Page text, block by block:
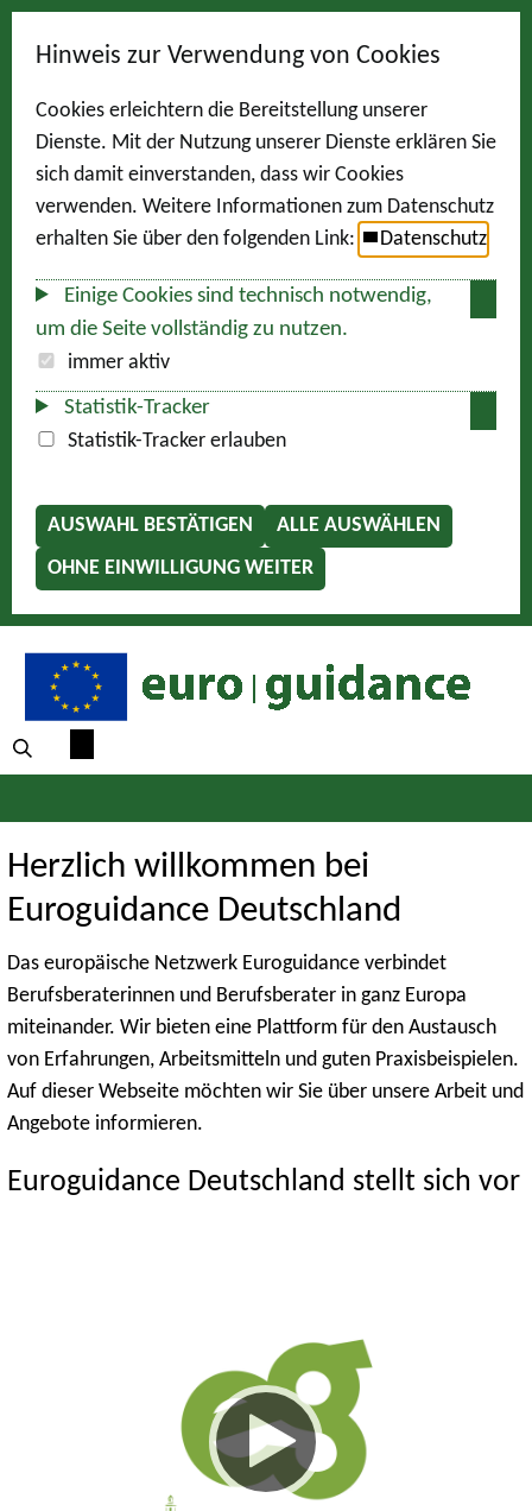
Hinweis zur Verwendung von Cookies
Cookies erleichtern die Bereitstellung unserer
Dienste. Mit der Nutzung unserer Dienste erklären Sie
sich damit einverstanden, dass wir Cookies
verwenden. Weitere Informationen zum Datenschutz
erhalten Sie über den folgenden Link:
Datenschutz
Einige Cookies sind technisch notwendig,
um die Seite vollständig zu nutzen.
immer aktiv
Statistik-Tracker
Statistik-Tracker erlauben
AUSWAHL BESTÄTIGEN
ALLE AUSWÄHLEN
OHNE EINWILLIGUNG WEITER
Herzlich willkommen bei
Euroguidance Deutschland
Das europäische Netzwerk Euroguidance verbindet
Berufsberaterinnen und Berufsberater in ganz Europa
miteinander. Wir bieten eine Plattform für den Austausch
von Erfahrungen, Arbeitsmitteln und guten Praxisbeispielen.
Auf dieser Webseite möchten wir Sie über unsere Arbeit und
Angebote informieren.
Euroguidance Deutschland stellt sich vor